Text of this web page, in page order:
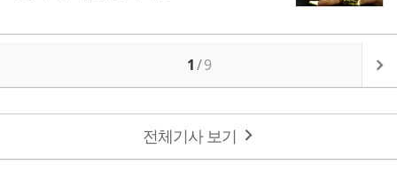
1/9
전체기사 보기